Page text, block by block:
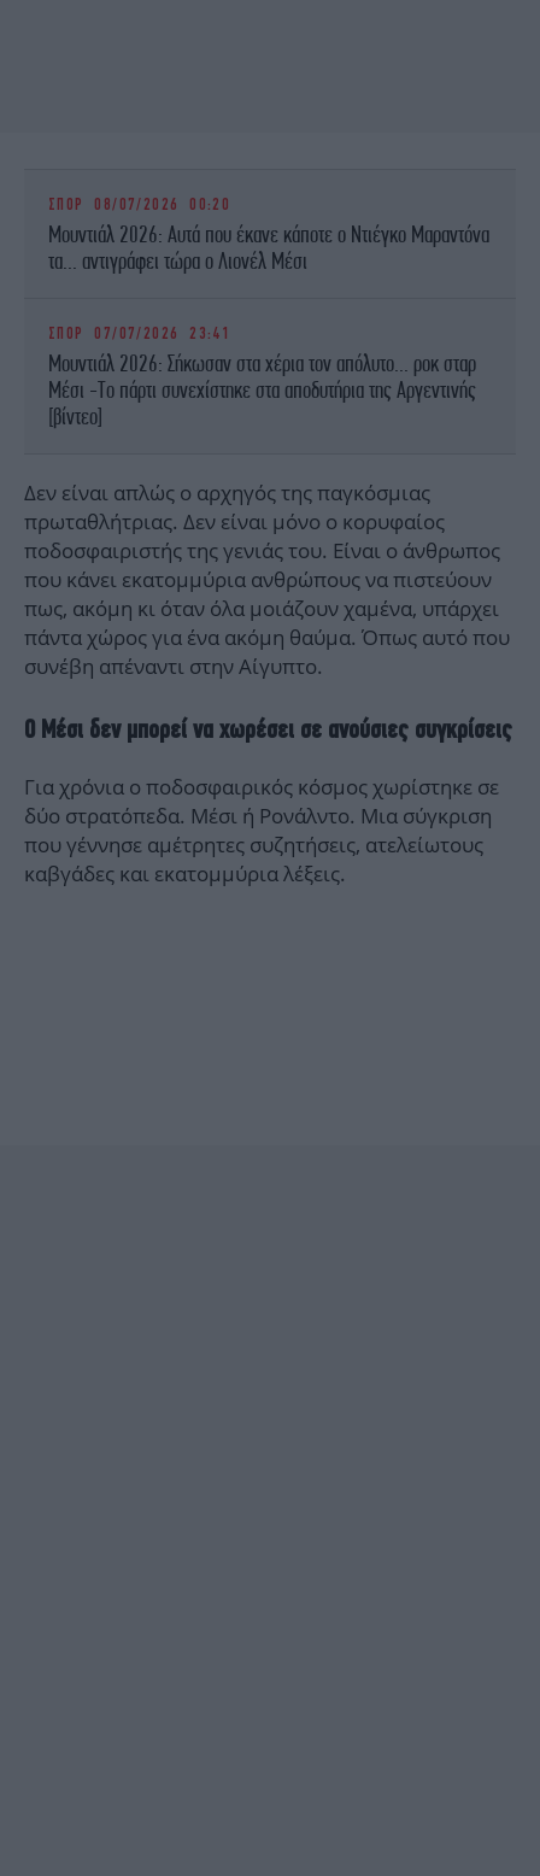
ΣΠΟΡ 08/07/2026 00:20
Μουντιάλ 2026: Αυτά που έκανε κάποτε ο Ντιέγκο Μαραντόνα
τα... αντιγράφει τώρα ο Λιονέλ Μέσι
ΣΠΟΡ 07/07/2026 23:41
Μουντιάλ 2026: Σήκωσαν στα χέρια τον απόλυτο... ροκ σταρ
Μέσι -Το πάρτι συνεχίστηκε στα αποδυτήρια της Αργεντινής
[βίντεο]
Δεν είναι απλώς ο αρχηγός της παγκόσμιας
πρωταθλήτριας. Δεν είναι μόνο ο κορυφαίος
ποδοσφαιριστής της γενιάς του. Είναι ο άνθρωπος
που κάνει εκατομμύρια ανθρώπους να πιστεύουν
πως, ακόμη κι όταν όλα μοιάζουν χαμένα, υπάρχει
πάντα χώρος για ένα ακόμη θαύμα. Όπως αυτό που
συνέβη απέναντι στην Αίγυπτο.
Ο Μέσι δεν μπορεί να χωρέσει σε ανούσιες συγκρίσεις
Για χρόνια ο ποδοσφαιρικός κόσμος χωρίστηκε σε
δύο στρατόπεδα. Μέσι ή Ρονάλντο. Μια σύγκριση
που γέννησε αμέτρητες συζητήσεις, ατελείωτους
καβγάδες και εκατομμύρια λέξεις.